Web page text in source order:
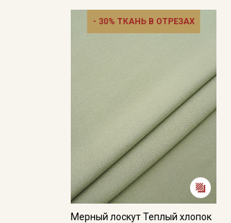
- 30% ТКАНЬ В ОТРЕЗАХ
Мерный лоскут Теплый хлопок